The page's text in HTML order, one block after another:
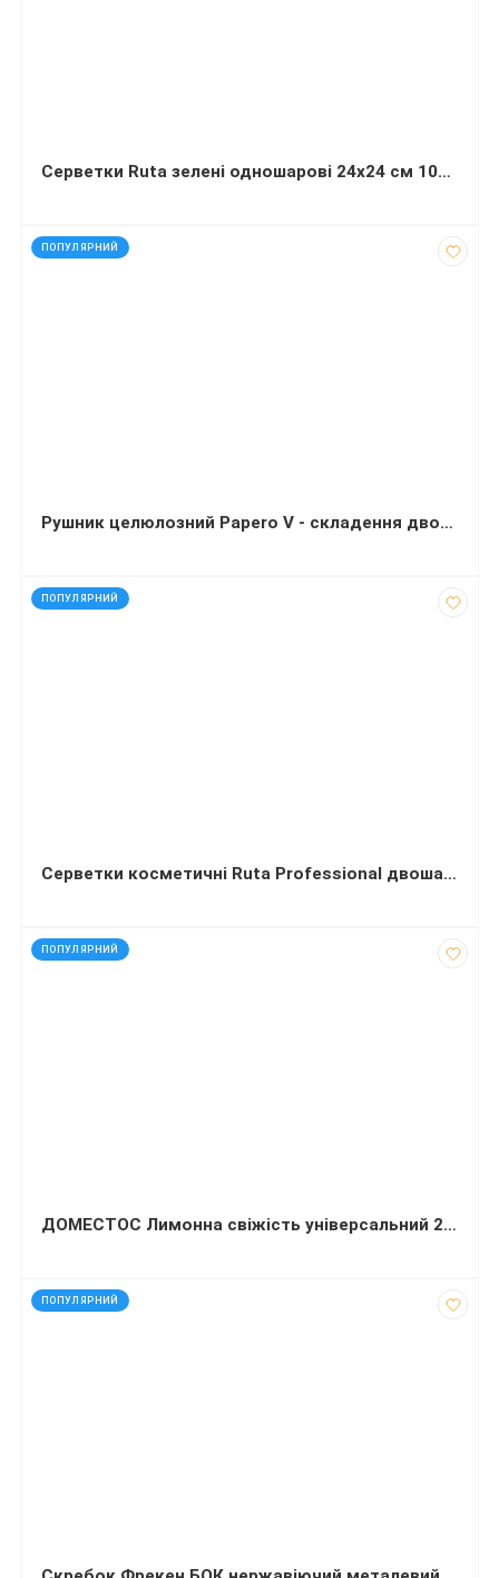
Серветки Ruta зелені одношарові 24х24 см 100 листів
ПОПУЛЯРНИЙ
код: 30150
Рушник целюлозний Papero V - складення двошаровий 210х190 мм 150 листів
ПОПУЛЯРНИЙ
код: 40774
Серветки косметичні Ruta Professional двошарові No Name білі пенал 100 аркушів
ПОПУЛЯРНИЙ
код: 12138
ДОМЕСТОС Лимонна свіжість універсальний 24 год 1 л
ПОПУЛЯРНИЙ
код: 16187